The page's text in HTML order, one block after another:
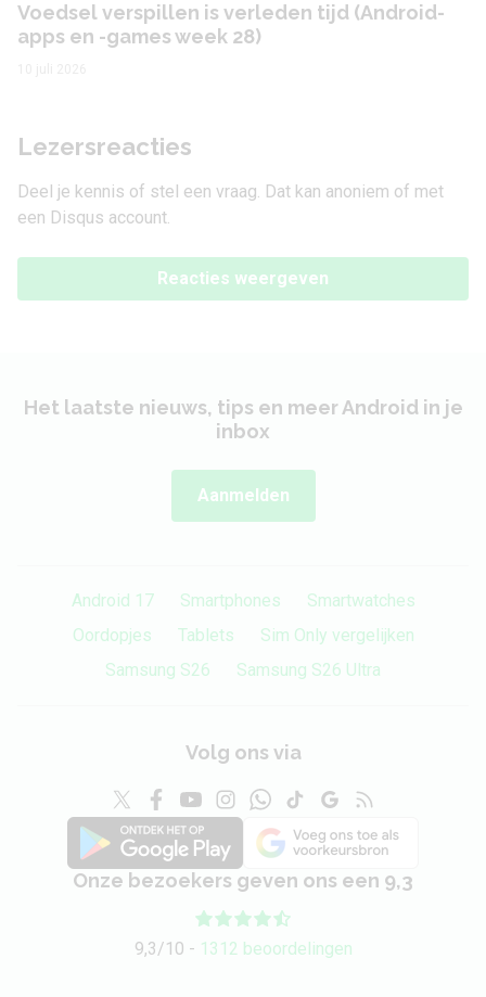
Voedsel verspillen is verleden tijd (Android-
apps en -games week 28)
Lezersreacties
Deel je kennis of stel een vraag. Dat kan anoniem of met
een Disqus account.
Reacties weergeven
Het laatste nieuws, tips en meer Android in je
inbox
Aanmelden
Android 17 Smartphones
Smartwatches
Oordopjes
Tablets
Sim Only vergelijken
Samsung S26
Samsung S26 Ultra
Volg ons via
Onze bezoekers geven ons een 9,3
9,3/10 - 1312 beoordelingen